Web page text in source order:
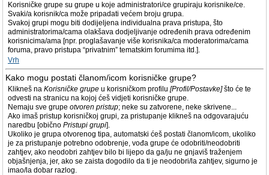
Korisničke grupe su grupe u koje administratori/ce grupiraju korisnike/ce.
Svaki/a korisnik/ca može pripadati većem broju grupa.
Svakoj grupi mogu biti dodijeljena individualna prava pristupa, što
administratorima/cama olakšava dodjeljivanje određenih prava određenim
korisnicima/ama [npr. proglašavanje više korisnika/ca moderatorima/cama
foruma, pravo pristupa “privatnim” tematskim forumima itd.].
Vrh
Kako mogu postati članom/icom korisničke grupe?
Klikneš na Korisničke grupe u korisničkom profilu [Profil/Postavke]što će te
odvesti na stranicu na kojoj ćeš vidjeti korisničke grupe.
Nemaju sve grupe otvoren pristup; neke su zatvorene, neke skrivene...
Ako imaš pristup korisničkoj grupi, za pristupanje klikneš na odgovarajuću
naredbu [obično Pristupi grupi].
Ukoliko je grupa otvorenog tipa, automatski ćeš postati članom/icom, ukoliko
je za pristupanje potrebno odobrenje, vođa grupe će odobriti/neodobriti
zahtjev, ako neodobri zahtjev bilo bi lijepo da ga/ju ne gnjaviš traženjem
objašnjenja, jer, ako se zaista dogodilo da ti je neodobri/la zahtjev, sigurno je
imao/la dobar razlog.